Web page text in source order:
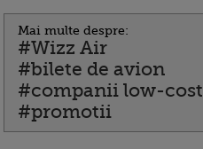
Mai multe despre:
#Wizz Air
#bilete de avion
#companii low-cost
#promotii